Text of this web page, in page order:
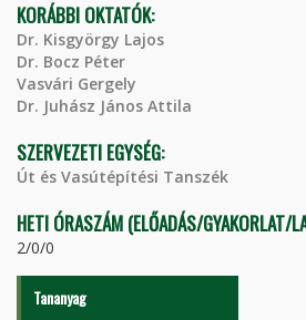
KORÁBBI OKTATÓK:
Dr. Kisgyörgy Lajos
Dr. Bocz Péter
Vasvári Gergely
Dr. Juhász János Attila
SZERVEZETI EGYSÉG:
Út és Vasútépítési Tanszék
HETI ÓRASZÁM (ELŐADÁS/GYAKORLAT/
2/0/0
Tananyag